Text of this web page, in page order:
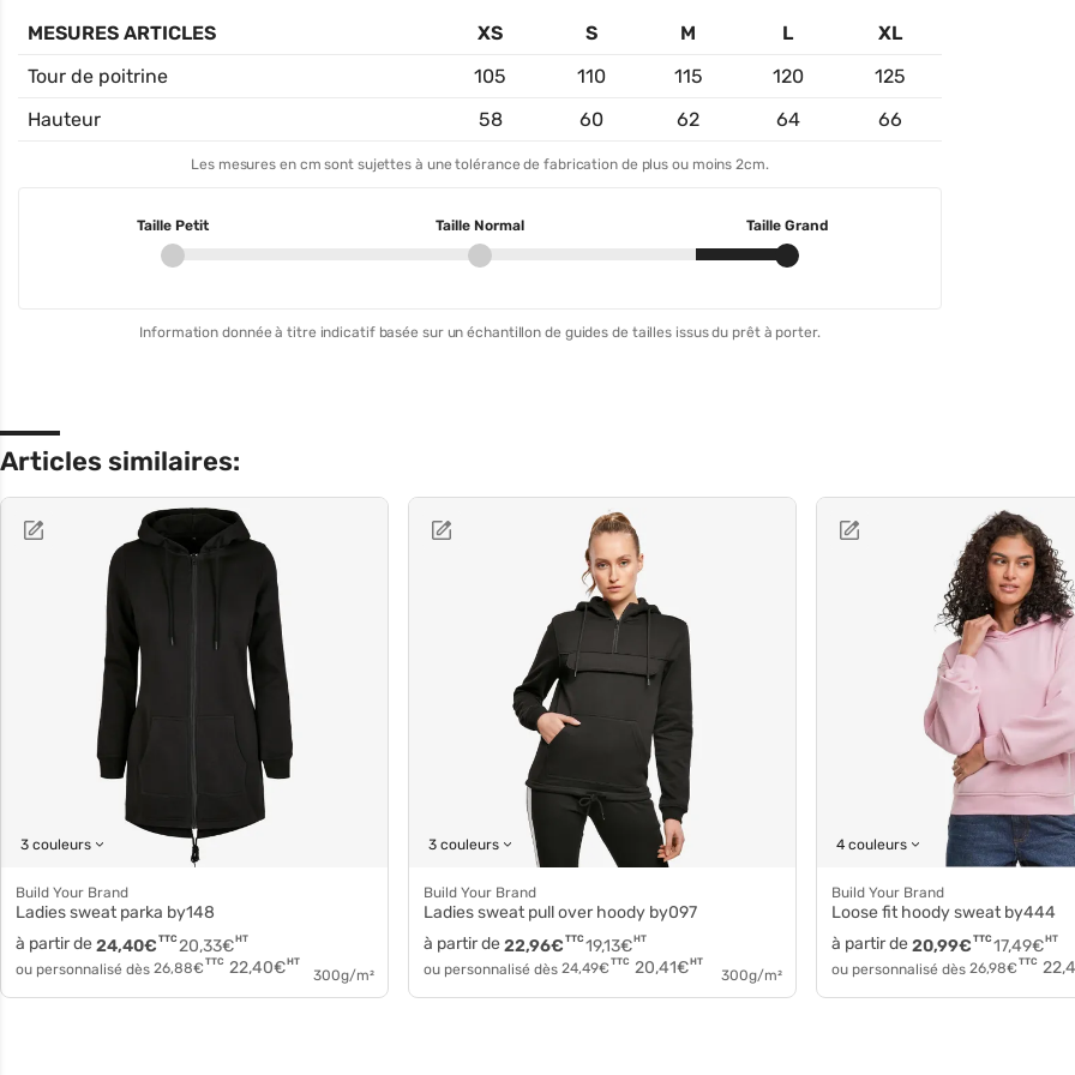
MESURES ARTICLES XS S M L
XL
Tour de poitrine
105 110 115 120
125
Hauteur
58 60 62 64 66
Les mesures en cm sont sujettes à une tolérance de fabrication de plus ou moins 2cm.
Taille Petit Taille Normal Taille Grand
Information donnée à titre indicatif basée sur un échantillon de guides de tailles issus du prêt à porter.
Articles similaires:
3 couleurs
Build Your Brand
Ladies sweat parka by148
à partir de
20,33€HT
24,40€ TTC
ou personnalisé dès 26,88€ TTC 22,40€HT
300g/m²
3 couleurs
Build Your Brand
Ladies sweat pull over hoody by097
à partir de
19,13€HT
22,96€ TTC
ou personnalisé dès 24,49€ TTC 20,41€HT
300g/m²
4 couleurs
Build Your Brand
Loose fit hoody sweat by444
à partir de
17,49€HT
20,99€ TTC
ou personnalisé dès 26,98€ TTC